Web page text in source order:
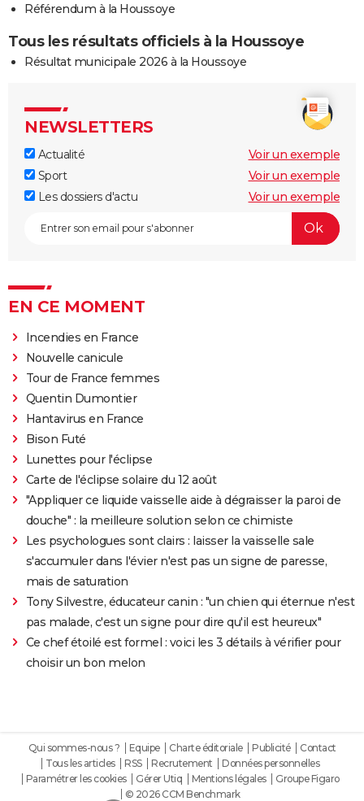
Référendum à la Houssoye
Tous les résultats officiels à la Houssoye
Résultat municipale 2026 à la Houssoye
NEWSLETTERS
Actualité
Voir un exemple
Sport
Voir un exemple
Les dossiers d'actu
Voir un exemple
EN CE MOMENT
Incendies en France
Nouvelle canicule
Tour de France femmes
Quentin Dumontier
Hantavirus en France
Bison Futé
Lunettes pour l'éclipse
Carte de l'éclipse solaire du 12 août
"Appliquer ce liquide vaisselle aide à dégraisser la paroi de
douche" : la meilleure solution selon ce chimiste
Les psychologues sont clairs : laisser la vaisselle sale
s'accumuler dans l'évier n'est pas un signe de paresse,
mais de saturation
Tony Silvestre, éducateur canin : "un chien qui éternue n'est
pas malade, c'est un signe pour dire qu'il est heureux"
Ce chef étoilé est formel : voici les 3 détails à vérifier pour
choisir un bon melon
Qui sommes-nous ? Equipe Charte éditoriale Publicité
Contact
Tous les articles
RSS Recrutement
Données personnelles
Paramétrer les cookies
Gérer Utiq Mentions légales
Groupe Figaro
© 2026 CCM Benchmark